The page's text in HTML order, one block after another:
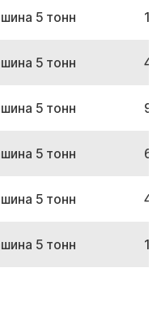
5 тонн
5 тонн
5 тонн
5 тонн
5 тонн
5 тонн